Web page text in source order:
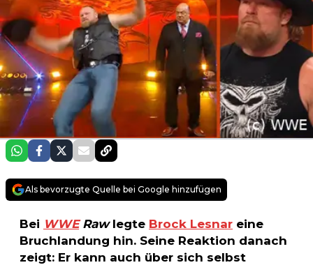
Als bevorzugte Quelle bei Google hinzufügen
Bei WWERaw legte Brock Lesnar eine
Bruchlandung hin. Seine Reaktion danach
zeigt: Er kann auch über sich selbst